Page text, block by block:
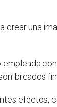
crear una
efectos,